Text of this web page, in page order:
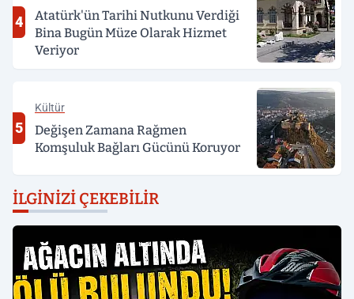
4
Atatürk'ün Tarihi Nutkunu Verdiği
Bina Bugün Müze Olarak Hizmet
Veriyor
5
Kültür
Değişen Zamana Rağmen
Komşuluk Bağları Gücünü Koruyor
İLGINIZI ÇEKEBILIR